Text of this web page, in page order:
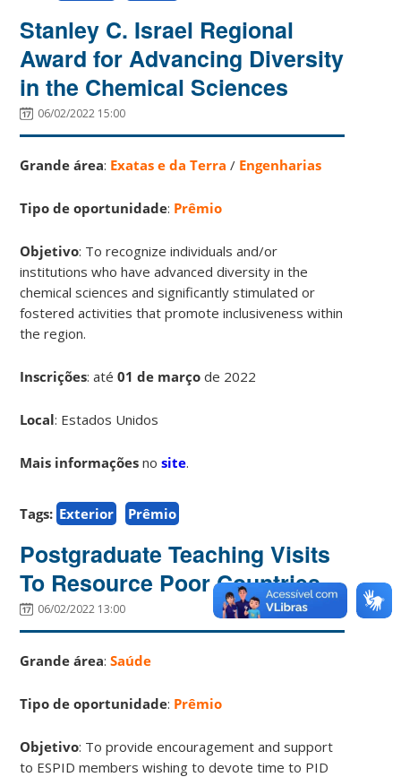
Stanley C. Israel Regional
Award for Advancing Diversity
in the Chemical Sciences
06/02/2022 15:00
Grande área: Exatas e da Terra / Engenharias
Tipo de oportunidade: Prêmio
Objetivo: To recognize individuals and/or
institutions who have advanced diversity in the
chemical sciences and significantly stimulated or
fostered activities that promote inclusiveness within
the region.
Inscrições: até01 de marçode 2022
Local: Estados Unidos
Mais informações nosite.
Tags: Exterior Prêmio
Postgraduate Teaching Visits
To Resource Poor Countries
06/02/2022 13:00
Grande área:Saúde
Tipo de oportunidade: Prêmio
Objetivo: To provide encouragement and support
to ESPID members wishing to devote time to PID